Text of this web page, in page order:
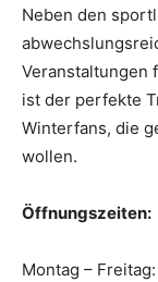
Neben den
Veranstaltungen
ist der perfekte
Winterfans, die
wollen.
Öffnungszeiten:
Montag –